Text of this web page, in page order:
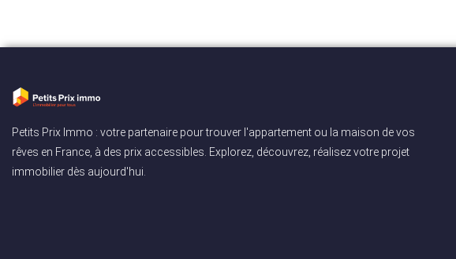
Petits Prix Immo : votre partenaire pour trouver l'appartement ou la maison de vos
rêves en France, à des prix accessibles. Explorez, découvrez, réalisez votre projet
immobilier dès aujourd'hui.